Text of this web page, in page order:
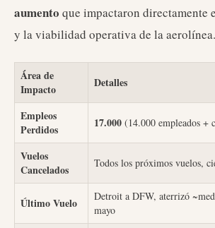
aumento que impactaron directamente
y la viabilidad operativa de la aerolínea.
Área de
Impacto
Detalles
Empleos
Perdidos
17.000 (14.000 empleados +
Vuelos
Cancelados
Todos los próximos vuelos,
Último Vuelo
Detroit a DFW, aterrizó
mayo